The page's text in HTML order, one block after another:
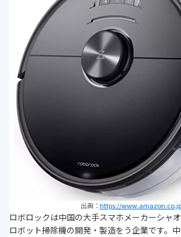
出典： https://www.amazon.co.jp
ロボロックは中国の大手スマホメーカーシャオ
ロボット掃除機の開発・製造をう企業です。